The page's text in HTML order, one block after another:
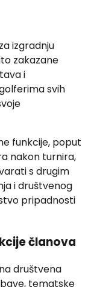
izgradnju
zakazane
i
svih
funkcije, poput
nakon turnira,
s drugim
i društvenog
pripadnosti
članova
društvena
tematske